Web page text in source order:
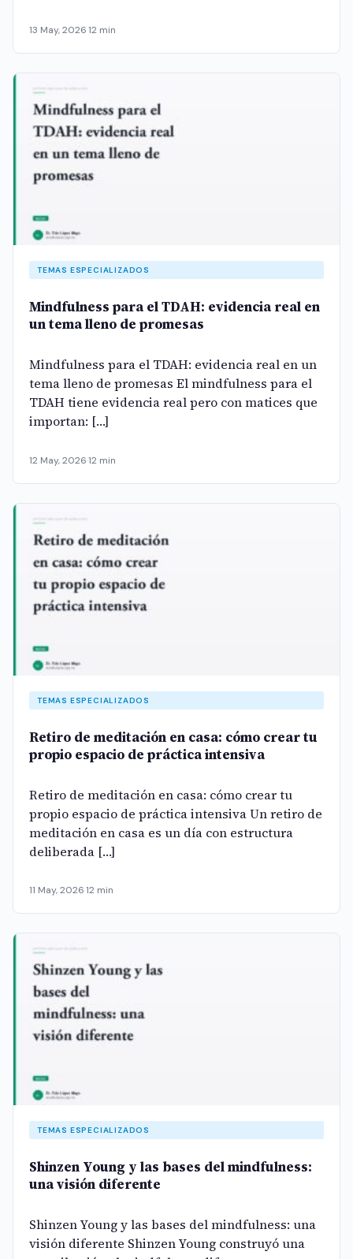
13 May, 202612 min
TEMAS ESPECIALIZADOS
Mindfulness para el TDAH: evidencia real en
un tema lleno de promesas
Mindfulness para el TDAH: evidencia real en un
tema lleno de promesas El mindfulness para el
TDAH tiene evidencia real pero con matices que
importan: […]
12 May, 202612 min
TEMAS ESPECIALIZADOS
Retiro de meditación en casa: cómo crear tu
propio espacio de práctica intensiva
Retiro de meditación en casa: cómo crear tu
propio espacio de práctica intensiva Un retiro de
meditación en casa es un día con estructura
deliberada […]
11 May, 202612 min
TEMAS ESPECIALIZADOS
Shinzen Young y las bases del mindfulness:
una visión diferente
Shinzen Young y las bases del mindfulness: una
visión diferente Shinzen Young construyó una